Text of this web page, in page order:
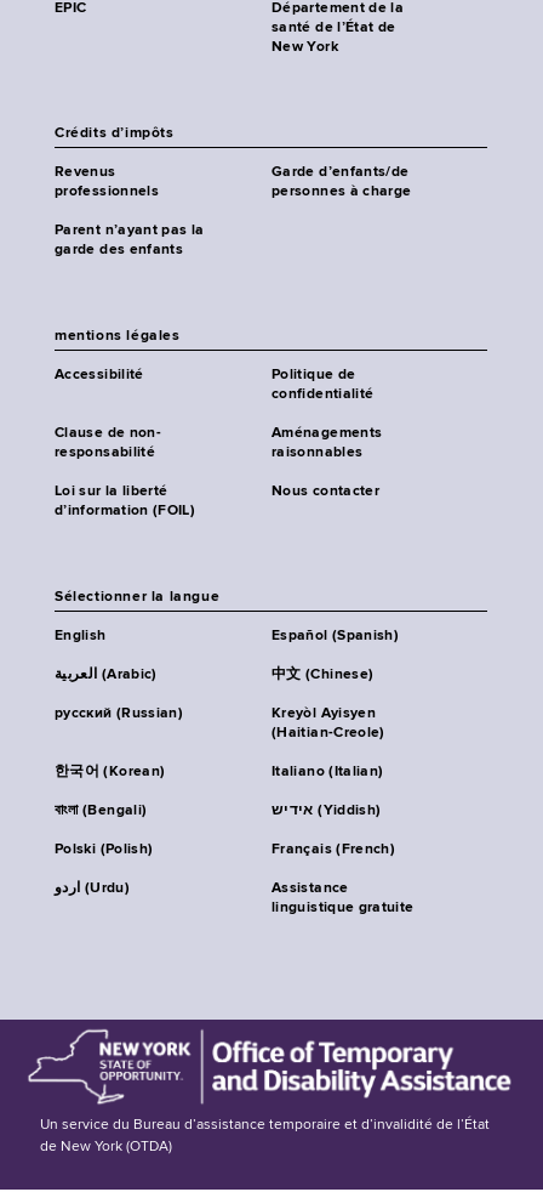
EPIC
Département de la
santé de l’État de
New York
Crédits d’impôts
Revenus
professionnels
Garde d’enfants/de
personnes à charge
Parent n’ayant pas la
garde des enfants
mentions légales
Accessibilité
Politique de
confidentialité
Clause de non-
responsabilité
Aménagements
raisonnables
Loi sur la liberté
d’information (FOIL)
Nous contacter
Sélectionner la langue
English Español (Spanish)
العربية (Arabic) 中文 (Chinese)
русский (Russian)
Kreyòl Ayisyen
(Haitian-Creole)
한국어 (Korean) Italiano (Italian)
বাংলা (Bengali) אידיש (Yiddish)
Polski (Polish) Français (French)
اردو (Urdu)
Assistance
linguistique gratuite
Un service du Bureau d’assistance temporaire et d’invalidité de l’État
de New York (OTDA)